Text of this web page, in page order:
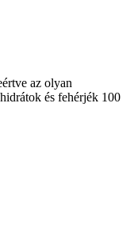
az olyan
és fehérjék 100